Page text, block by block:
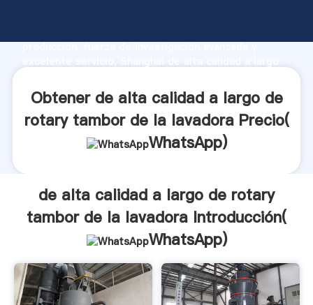
producción, fuerza de investigación avanzada y
valor y aporta valores a todos los clientes.
Obtener de alta calidad a largo de
rotary tambor de la lavadora Precio(
WhatsApp)
de alta calidad a largo de rotary
tambor de la lavadora Introducción(
WhatsApp)